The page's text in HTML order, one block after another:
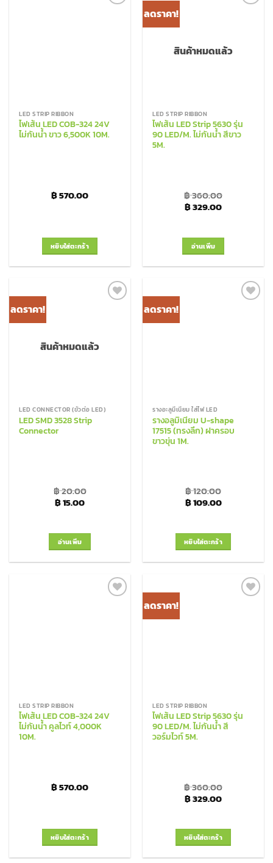
LED STRIP RIBBON
ไฟเส้น LED COB-324 24V
ไม่กันน้ำ ขาว 6,500K 10M.
฿570.00
หยิบใส่ตะกร้า
ลดราคา!
สินค้าหมดแล้ว
LED STRIP RIBBON
ไฟเส้น LED Strip 5630 รุ่น
90 LED/M. ไม่กันน้ำ สีขาว
5M.
฿360.00
Original price was:
฿329.00Current
อ่านเพิ่ม
ลดราคา!
สินค้าหมดแล้ว
LED CONNECTOR (ขั้วต่อ LED)
LED SMD 3528 Strip
Connector
฿20.00
Original price was: ฿ 20.00.
฿15.00Current price is: ฿ 15.00.
อ่านเพิ่ม
ลดราคา!
รางอะลูมีเนียม ใส่ไฟ LED
รางอลูมิเนียม U-shape
17515 (ทรงลึก) ฝาครอบ
ขาวขุ่น 1M.
฿120.00
Original price was:
฿109.00Current
หยิบใส่ตะกร้า
LED STRIP RIBBON
ไฟเส้น LED COB-324 24V
ไม่กันน้ำ คูลไวท์ 4,000K
10M.
฿570.00
หยิบใส่ตะกร้า
ลดราคา!
LED STRIP RIBBON
ไฟเส้น LED Strip 5630 รุ่น
90 LED/M. ไม่กันน้ำ สี
วอร์มไวท์ 5M.
฿360.00
Original price was:
฿329.00Current
หยิบใส่ตะกร้า